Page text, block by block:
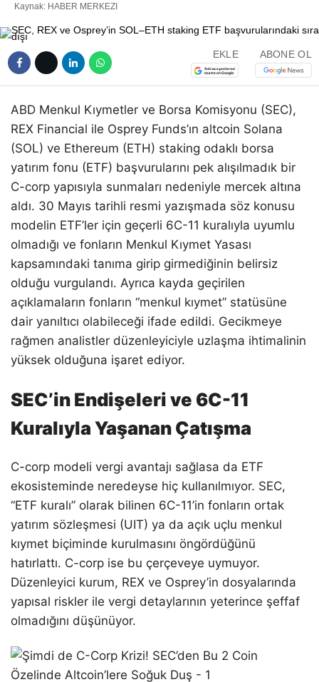
Kaynak: HABER MERKEZI
EKLE ABONE OL
ABD Menkul Kıymetler ve Borsa Komisyonu (SEC),
REX Financial ile Osprey Funds’ın altcoin Solana
(SOL) ve Ethereum (ETH) staking odaklı borsa
yatırım fonu (ETF) başvurularını pek alışılmadık bir
C-corp yapısıyla sunmaları nedeniyle mercek altına
aldı. 30 Mayıs tarihli resmi yazışmada söz konusu
modelin ETF’ler için geçerli 6C-11 kuralıyla uyumlu
olmadığı ve fonların Menkul Kıymet Yasası
kapsamındaki tanıma girip girmediğinin belirsiz
olduğu vurgulandı. Ayrıca kayda geçirilen
açıklamaların fonların “menkul kıymet” statüsüne
dair yanıltıcı olabileceği ifade edildi. Gecikmeye
rağmen analistler düzenleyiciyle uzlaşma ihtimalinin
yüksek olduğuna işaret ediyor.
SEC’in Endişeleri ve 6C-11
Kuralıyla Yaşanan Çatışma
C-corp modeli vergi avantajı sağlasa da ETF
ekosisteminde neredeyse hiç kullanılmıyor. SEC,
“ETF kuralı” olarak bilinen 6C-11’in fonların ortak
yatırım sözleşmesi (UIT) ya da açık uçlu menkul
kıymet biçiminde kurulmasını öngördüğünü
hatırlattı. C-corp ise bu çerçeveye uymuyor.
Düzenleyici kurum, REX ve Osprey’in dosyalarında
yapısal riskler ile vergi detaylarının yeterince şeffaf
olmadığını düşünüyor.